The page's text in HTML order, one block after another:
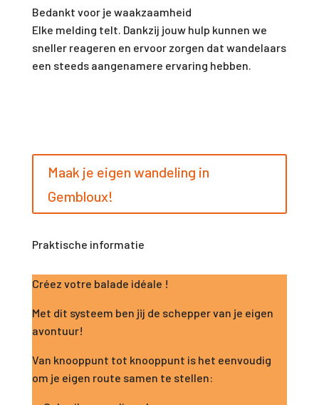
Bedankt voor je waakzaamheid
Elke melding telt. Dankzij jouw hulp kunnen we
sneller reageren en ervoor zorgen dat wandelaars
een steeds aangenamere ervaring hebben.
Maak je eigen wandeling in
Gembloux!
Praktische informatie
Créez votre balade idéale !
Met dit systeem ben jij de schepper van je eigen
avontuur!
Van knooppunt tot knooppunt is het eenvoudig
om je eigen route samen te stellen: